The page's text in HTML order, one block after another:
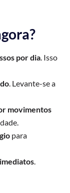
por dia. Isso
. Levante-se a
movimentos
para
.